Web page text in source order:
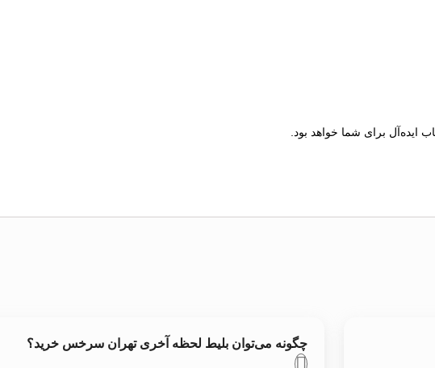
ایده‌آل برای شما خواهد بود.
چگونه می‌توان بلیط لحظه آخری تهران سرخس خرید؟